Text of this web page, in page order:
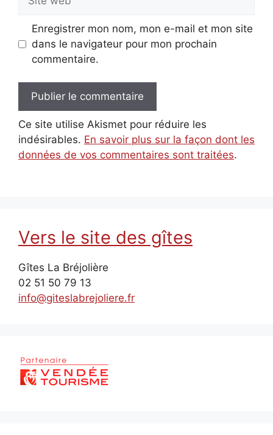
web
Enregistrer mon nom, mon e-mail et mon site
dans le navigateur pour mon prochain
commentaire.
Ce site utilise Akismet pour réduire les
indésirables. En savoir plus sur la façon dont les
données de vos commentaires sont traitées.
Vers le site des gîtes
Gîtes La Bréjolière
02 51 50 79 13
info@giteslabrejoliere.fr